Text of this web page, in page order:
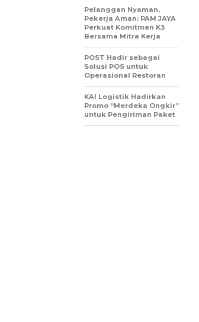
Pelanggan Nyaman,
Pekerja Aman: PAM JAYA
Perkuat Komitmen K3
Bersama Mitra Kerja
POST Hadir sebagai
Solusi POS untuk
Operasional Restoran
KAI Logistik Hadirkan
Promo “Merdeka Ongkir”
untuk Pengiriman Paket